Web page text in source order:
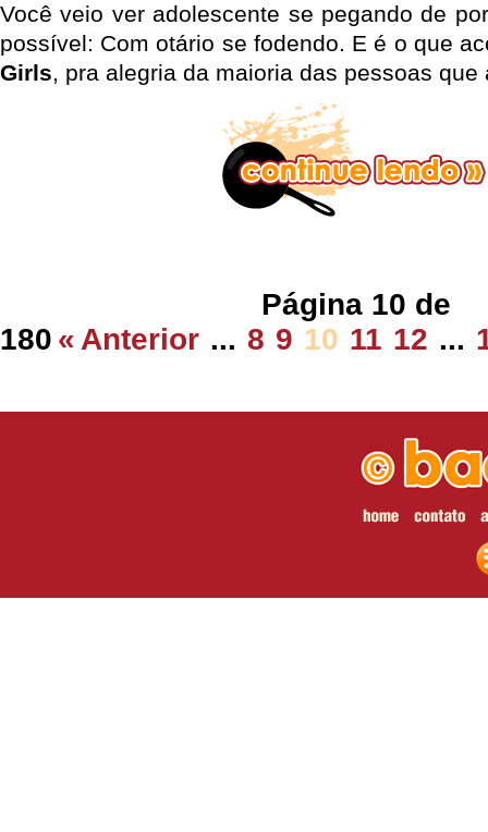
Você veio ver adolescente se pegando de
possível: Com otário se fodendo. E é o que
Girls, pra alegria da maioria das pessoas que
Página 10 de
180 « Anterior ... 8 9 10 11 12 ...